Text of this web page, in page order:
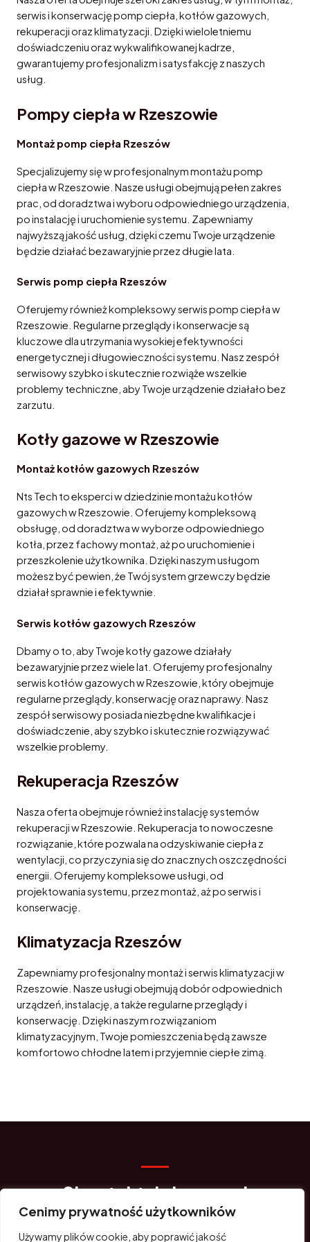
Cenimy prywatność użytkowników
Używamy plików cookie, aby poprawić jakość
serwis i konserwację pomp ciepła, kotłów gazowych,
rekuperacji oraz klimatyzacji. Dzięki wieloletniemu
doświadczeniu oraz wykwalifikowanej kadrze,
gwarantujemy profesjonalizm i satysfakcję z naszych
usług.
Pompy ciepła w Rzeszowie
Montaż pomp ciepła Rzeszów
Specjalizujemy się w profesjonalnym montażu pomp
ciepła w Rzeszowie. Nasze usługi obejmują pełen zakres
prac, od doradztwa i wyboru odpowiedniego urządzenia,
po instalację i uruchomienie systemu. Zapewniamy
najwyższą jakość usług, dzięki czemu Twoje urządzenie
będzie działać bezawaryjnie przez długie lata.
Serwis pomp ciepła Rzeszów
Oferujemy również kompleksowy serwis pomp ciepła w
Rzeszowie. Regularne przeglądy i konserwacje są
kluczowe dla utrzymania wysokiej efektywności
energetycznej i długowieczności systemu. Nasz zespół
serwisowy szybko i skutecznie rozwiąże wszelkie
problemy techniczne, aby Twoje urządzenie działało bez
zarzutu.
Kotły gazowe w Rzeszowie
Montaż kotłów gazowych Rzeszów
Nts Tech to eksperci w dziedzinie montażu kotłów
gazowych w Rzeszowie. Oferujemy kompleksową
obsługę, od doradztwa w wyborze odpowiedniego
kotła, przez fachowy montaż, aż po uruchomienie i
przeszkolenie użytkownika. Dzięki naszym usługom
możesz być pewien, że Twój system grzewczy będzie
działał sprawnie i efektywnie.
Serwis kotłów gazowych Rzeszów
Dbamy o to, aby Twoje kotły gazowe działały
bezawaryjnie przez wiele lat. Oferujemy profesjonalny
serwis kotłów gazowych w Rzeszowie, który obejmuje
regularne przeglądy, konserwację oraz naprawy. Nasz
zespół serwisowy posiada niezbędne kwalifikacje i
doświadczenie, aby szybko i skutecznie rozwiązywać
wszelkie problemy.
Rekuperacja Rzeszów
Nasza oferta obejmuje również instalację systemów
rekuperacji w Rzeszowie. Rekuperacja to nowoczesne
rozwiązanie, które pozwala na odzyskiwanie ciepła z
wentylacji, co przyczynia się do znacznych oszczędności
energii. Oferujemy kompleksowe usługi, od
projektowania systemu, przez montaż, aż po serwis i
konserwację.
Klimatyzacja Rzeszów
Zapewniamy profesjonalny montaż i serwis klimatyzacji w
Rzeszowie. Nasze usługi obejmują dobór odpowiednich
urządzeń, instalację, a także regularne przeglądy i
konserwację. Dzięki naszym rozwiązaniom
klimatyzacyjnym, Twoje pomieszczenia będą zawsze
komfortowo chłodne latem i przyjemnie ciepłe zimą.
Skontaktuj się z nami
Masz pytania? Jesteśmy do Twojej dyspozycji. Skorzystaj z
formularza kontaktowego lub zadzwoń.